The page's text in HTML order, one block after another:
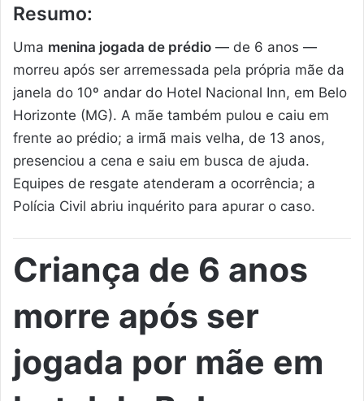
Resumo:
Uma menina jogada de prédio — de 6 anos —
morreu após ser arremessada pela própria mãe da
janela do 10º andar do Hotel Nacional Inn, em Belo
Horizonte (MG). A mãe também pulou e caiu em
frente ao prédio; a irmã mais velha, de 13 anos,
presenciou a cena e saiu em busca de ajuda.
Equipes de resgate atenderam a ocorrência; a
Polícia Civil abriu inquérito para apurar o caso.
Criança de 6 anos
morre após ser
jogada por mãe em